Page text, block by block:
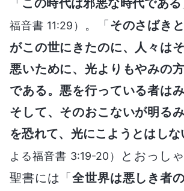
福音書 11:29） 。「そのさばき
がこの世にきたのに、人々は
悪いために、光よりもやみの
である。悪を行っている者はみ
そして、そのおこないが明る
を恐れて、光にこようとはしな
よる福音書 3:19-20）
とおっし
聖書には「全世界は悪しき者